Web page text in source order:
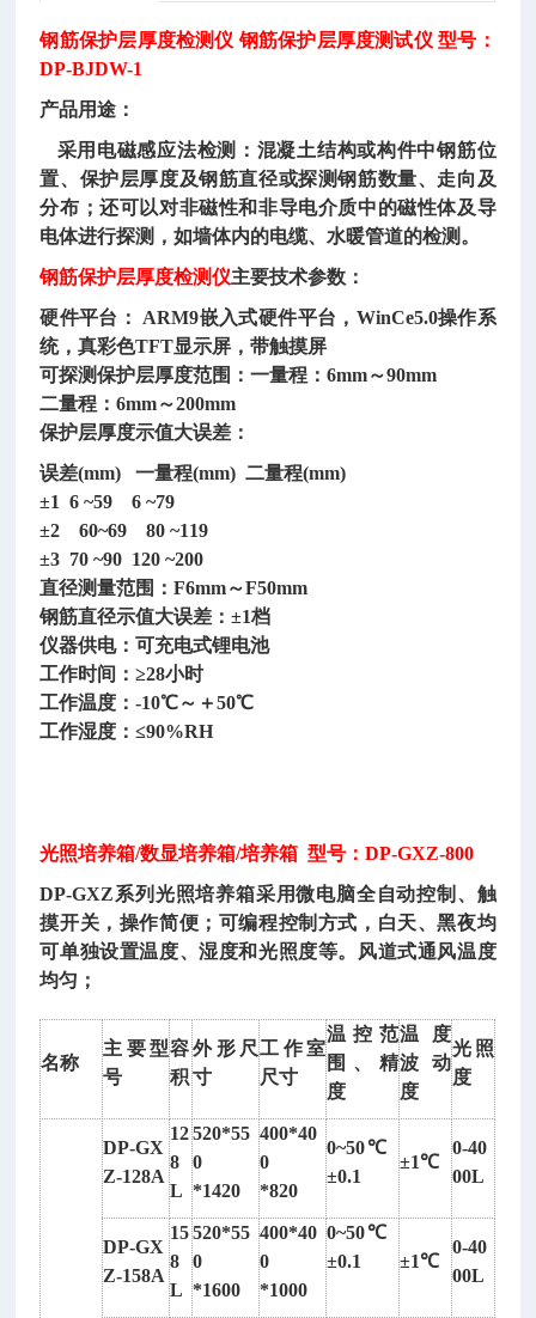
钢筋保护层厚度检测仪 钢筋保护层厚度测试仪 型号：
DP-BJDW-1
产品用途：
采用电磁感应法检测：混凝土结构或构件中钢筋位
置、保护层厚度及钢筋直径或探测钢筋数量、走向及
分布；还可以对非磁性和非导电介质中的磁性体及导
电体进行探测，如墙体内的电缆、水暖管道的检测。
钢筋保护层厚度检测仪主要技术参数：
硬件平台： ARM9嵌入式硬件平台，WinCe5.0操作系
统，真彩色TFT显示屏，带触摸屏
可探测保护层厚度范围：一量程：6mm～90mm
二量程：6mm～200mm
保护层厚度示值大误差：
误差(mm) 一量程(mm) 二量程(mm)
±1 6 ~59
6 ~79
±2
60~69
80 ~119
±3 70 ~90 120 ~200
直径测量范围：F6mm～F50mm
钢筋直径示值大误差：±1档
仪器供电：可充电式锂电池
工作时间：≥28小时
工作温度：-10℃～＋50℃
工作湿度：≤90%RH
光照培养箱/数显培养箱/培养箱 型号：DP-GXZ-800
DP-GXZ系列光照培养箱采用微电脑全自动控制、触
摸开关，操作简便；可编程控制方式，白天、黑夜均
可单独设置温度、湿度和光照度等。风道式通风温度
均匀；
名称
主要型
号
容
积
外形尺
寸
工作室
尺寸
温控范
围、精
度
温度
波动
度
光照
度
DP-GX
Z-128A
12
8
L
520*55
0
*1420
400*40
0
*820
0~50℃
±0.1
±1℃
0-40
00L
DP-GX
Z-158A
15
8
L
520*55
0
*1600
400*40
0
*1000
0~50℃
±0.1
±1℃
0-40
00L